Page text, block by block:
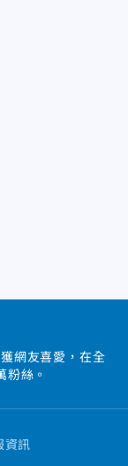
網友喜愛，在全
粉絲。
資訊